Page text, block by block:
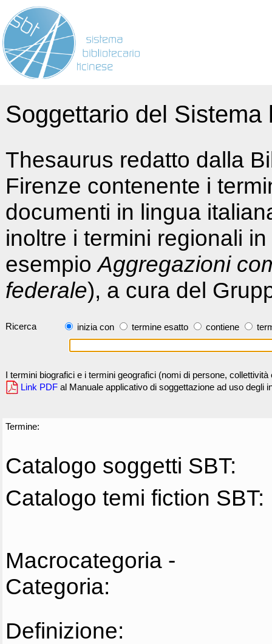
Soggettario del
Thesaurus redatto dalla
Firenze contenente i
documenti in lingua
inoltre i termini regionali
esempioAggregazioni
federale), a cura del
Ricerca inizia con termine esatto contiene
I termini biografici e i termini geografici (nomi di persone,
Link PDF al Manuale applicativo di soggettazione ad uso degli
Termine:
Catalogo soggetti SBT:
Catalogo temi fiction SBT:
Macrocategoria -
Categoria:
Definizione: